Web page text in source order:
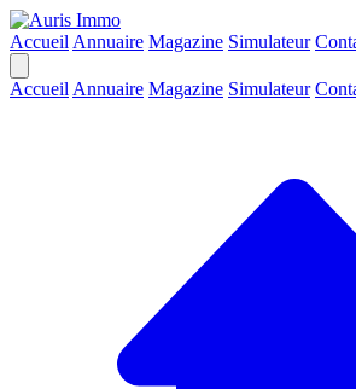
Accueil Annuaire Magazine Simulateur
Accueil Annuaire Magazine Simulateur